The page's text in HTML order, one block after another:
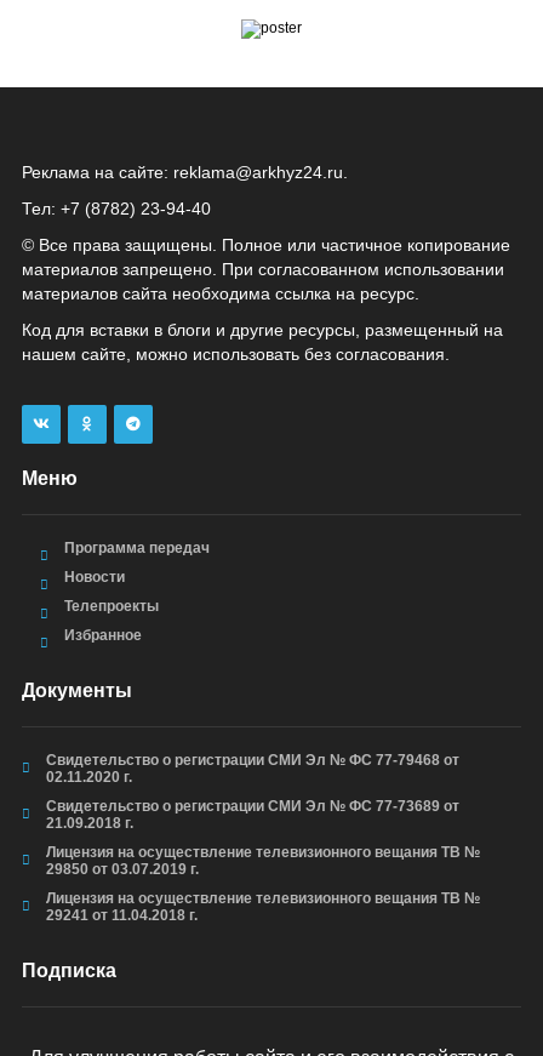
Реклама на сайте: reklama@arkhyz24.ru
Тел: +7 (8782) 23‑94‑40
© Все права защищены. Полное или частичное копирование
материалов запрещено. При согласованном использовании
материалов сайта необходима ссылка на ресурс.
Код для вставки в блоги и другие ресурсы, размещенный на
нашем сайте, можно использовать без согласования.
Меню
Программа передач
Новости
Телепроекты
Избранное
Документы
Свидетельство о регистрации СМИ Эл № ФС 77-79468 от
02.11.2020 г.
Свидетельство о регистрации СМИ Эл № ФС 77-73689 от
21.09.2018 г.
Лицензия на осуществление телевизионного вещания ТВ №
29850 от 03.07.2019 г.
Лицензия на осуществление телевизионного вещания ТВ №
29241 от 11.04.2018 г.
Подписка